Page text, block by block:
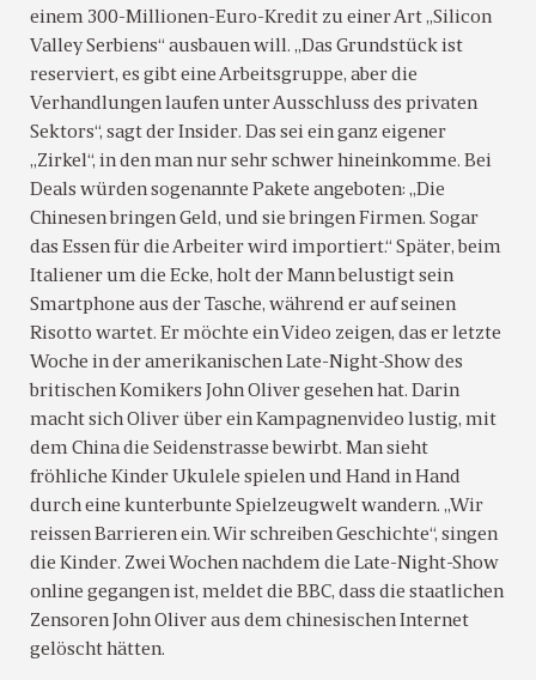
einem 300-Millionen-Euro-Kredit zu einer Art „Silicon
Valley Serbiens“ ausbauen will. „Das Grundstück ist
reserviert, es gibt eine Arbeitsgruppe, aber die
Verhandlungen laufen unter Ausschluss des privaten
Sektors“, sagt der Insider. Das sei ein ganz eigener
„Zirkel“, in den man nur sehr schwer hineinkomme. Bei
Deals würden sogenannte Pakete angeboten: „Die
Chinesen bringen Geld, und sie bringen Firmen. Sogar
das Essen für die Arbeiter wird importiert.“ Später, beim
Italiener um die Ecke, holt der Mann belustigt sein
Smartphone aus der Tasche, während er auf seinen
Risotto wartet. Er möchte ein Video zeigen, das er letzte
Woche in der amerikanischen Late-Night-Show des
britischen Komikers John Oliver gesehen hat. Darin
macht sich Oliver über ein Kampagnenvideo lustig, mit
dem China die Seidenstrasse bewirbt. Man sieht
fröhliche Kinder Ukulele spielen und Hand in Hand
durch eine kunterbunte Spielzeugwelt wandern. „Wir
reissen Barrieren ein. Wir schreiben Geschichte“, singen
die Kinder. Zwei Wochen nachdem die Late-Night-Show
online gegangen ist, meldet die BBC, dass die staatlichen
Zensoren John Oliver aus dem chinesischen Internet
gelöscht hätten.